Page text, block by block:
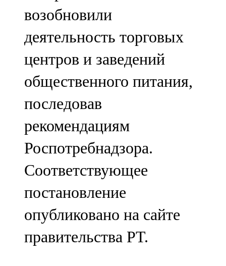
107,8 FM
Теләче
106,1 FM
Түбән Кама
102,6 FM
Чирмешән
107,7 FM
Чистай
103,0 FM
Чүпрәле
91,0 FM
возобновили
деятельность торговых
центров и заведений
общественного питания,
последовав
рекомендациям
Роспотребнадзора.
Соответствующее
постановление
опубликовано на сайте
правительства РТ.